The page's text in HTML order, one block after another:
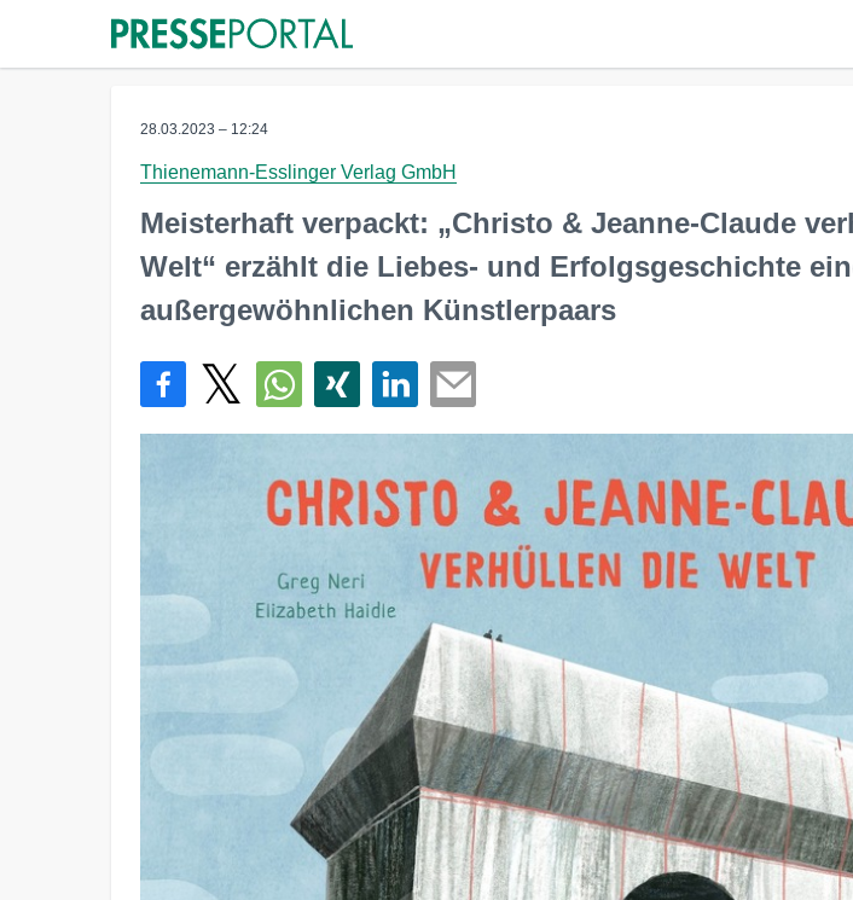
28.03.2023 – 12:24
Thienemann-Esslinger Verlag GmbH
Meisterhaft verpackt: „Christo & Jeanne-Claude
Welt“ erzählt die Liebes- und Erfolgsgeschichte
außergewöhnlichen Künstlerpaars